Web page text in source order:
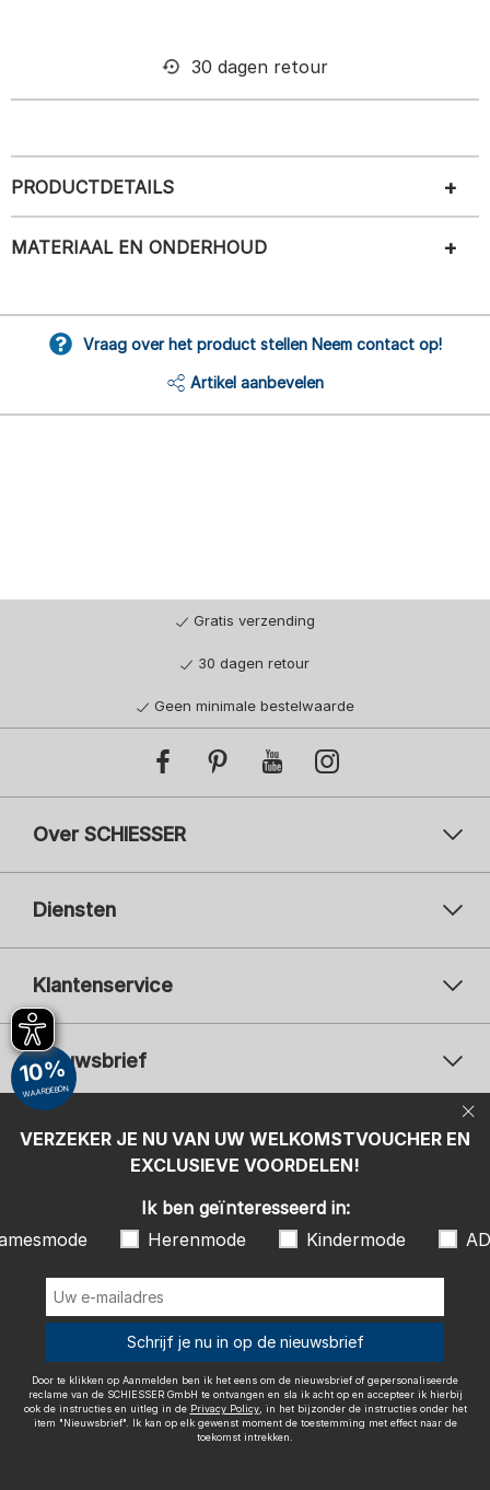
30 dagen retour
PRODUCTDETAILS
MATERIAAL EN ONDERHOUD
Vraag over het product stellen Neem contact op!
Artikel aanbevelen
Gratis verzending
30 dagen retour
Geen minimale bestelwaarde
Over SCHIESSER
Diensten
Klantenservice
Nieuwsbrief
Uw
Uw e-mailadres
Aanmelden
Herenmode
ADIDAS
Door te klikken op Aanmelden ben ik het eens om de nieuwsbrief of
gepersonaliseerde reclame van de SCHIESSER GmbH te ontvangen en
sla ik acht op en accepteer ik hierbij ook de instructies en uitleg in de
, in het bijzonder de instructies onder het item
effect naar de toekomst intrekken.
Betaalwijzen
Wij bezorgen met
VERZEKER JE NU VAN UW WELKOMSTVOUCHER EN
EXCLUSIEVE VOORDELEN!
10%
WAARDEBON
Ik ben geïnteresseerd in:
Herenmode Kindermode
Schrijf je nu in op de nieuwsbrief
Door te klikken op Aanmelden ben ik het eens om de nieuwsbrief of gepersonaliseerde
reclame van de SCHIESSER GmbH te ontvangen en sla ik acht op en accepteer ik hierbij
ook de instructies en uitleg in de Privacy Policy, in het bijzonder de instructies onder het
item "Nieuwsbrief". Ik kan op elk gewenst moment de toestemming met effect naar de
toekomst intrekken.